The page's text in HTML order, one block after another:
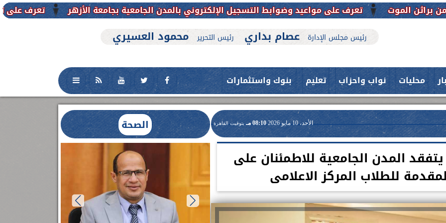
تعرف على تفاصيل وشروط تعرف على مواعيد وضوابط التسجيل الإلكتروني بالمدن الجامعية بجامعة الأزهر
رئيس مجلس الإدارة عصام بداري رئيس التحرير محمود العسيري
محليات نواب واحزاب تعليم بنوك واستثمارات
الأحد، 10 مايو 2026 08:10 مـ بتوقيت القاهرة
المدن الجامعية للاطمئنان على
للطلاب المركز الاعلامى
الصحة
العلاج الحر بمنفلوط بالتعاون مع هيئة
حدث بمستشفيات جامعة اسيوط....
فريق طبي بقسم الأنف والأذن